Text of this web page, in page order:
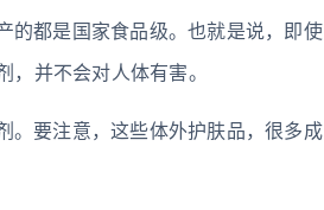
的都是国家食品级。也就是说，即使
并不会对人体有害。
。要注意，这些体外护肤品，很多成